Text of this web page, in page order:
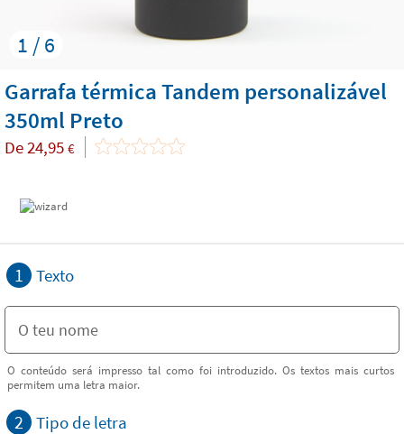
1 / 6
Garrafa térmica Tandem personalizável
350ml Preto
De24,95 €
1 Texto
O conteúdo será impresso tal como foi introduzido. Os textos mais curtos
permitem uma letra maior.
2 Tipo de letra